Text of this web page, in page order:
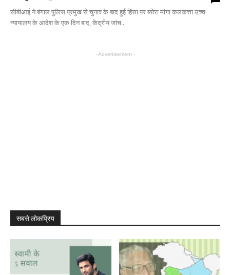
सीबीआई ने बंगाल पुलिस प्रमुख से चुनाव के बाद हुई हिंसा पर ब्योरा मांगा कलकत्ता उच्च
न्यायालय के आदेश के एक दिन बाद, केंद्रीय जांच...
- Advertisement -
सबसे लोकप्रिय